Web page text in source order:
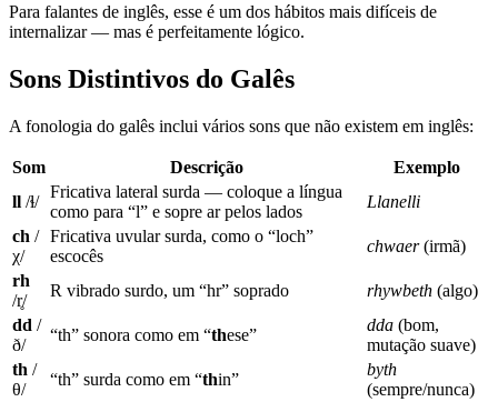
Para falantes de inglês, esse é um dos hábitos mais difíceis de
internalizar — mas é perfeitamente lógico.
Sons Distintivos do Galês
A fonologia do galês inclui vários sons que não existem em inglês:
Som Descrição
Exemplo
ll /ɬ/
Fricativa lateral surda — coloque a língua
como para “l” e sopre ar pelos lados
Llanelli
ch /
χ/
Fricativa uvular surda, como o “loch”
escocês
chwaer(irmã)
rh
/r̥/
R vibrado surdo, um “hr” soprado rhywbeth (algo)
dd /
ð/
“th” sonora como em “these”
dda (bom,
mutação suave)
th /
θ/
“th” surda como em “thin”
byth
(sempre/nunca)